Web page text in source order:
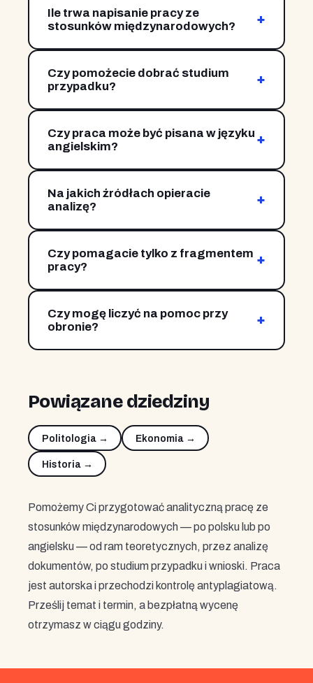
Ile trwa napisanie pracy ze
stosunków międzynarodowych?
+
kolejne rozdziały na bieżąco.
Czy pomożecie dobrać studium
przypadku?
+
dostępny jest wiarygodny materiał źródłowy.
Czy praca może być pisana w języku
angielskim?
+
angielskim, z zachowaniem terminologii
branżowej.
Na jakich źródłach opieracie
analizę?
+
takich jak ONZ, UE, NATO czy Bank Światowy.
Czy pomagacie tylko z fragmentem
pracy?
+
Zakres ustalamy przy wycenie.
Czy mogę liczyć na pomoc przy
obronie?
+
Powiązane dziedziny
Politologia → Ekonomia →
Historia →
Pomożemy Ci przygotować analityczną pracę ze
stosunków międzynarodowych — po polsku lub po
angielsku — od ram teoretycznych, przez analizę
dokumentów, po studium przypadku i wnioski. Praca
jest autorska i przechodzi kontrolę antyplagiatową.
Prześlij temat i termin, a bezpłatną wycenę
otrzymasz w ciągu godziny.